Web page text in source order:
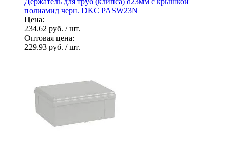
полиамид черн. DKC PASW23N
Цена:
234.62 руб. / шт.
Оптовая цена:
229.93 руб. / шт.